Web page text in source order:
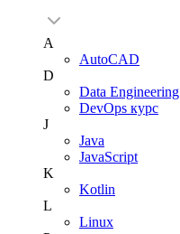
A
AutoCAD
D
Data Engineering
DevOps курс
J
Java
JavaScript
K
Kotlin
L
Linux